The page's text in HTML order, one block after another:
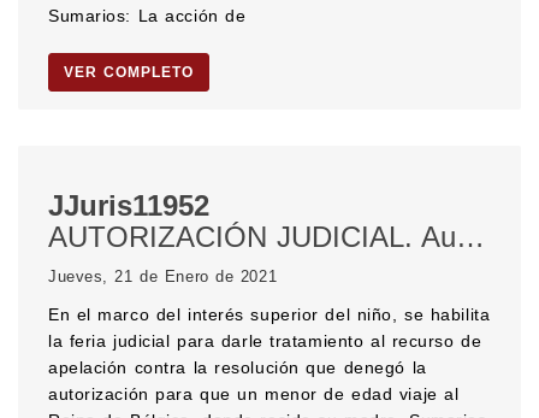
Sumarios: La acción de
VER COMPLETO
JJuris11952
AUTORIZACIÓN JUDICIAL. Autorización para salir del país. COMUNICACIÓN CON EL HIJO. DERECHOS DEL NIÑO. Interés superior del niño. FERIA JUDICIAL. Habilitación de la feria judicial.
Jueves, 21 de Enero de 2021
En el marco del interés superior del niño, se habilita
la feria judicial para darle tratamiento al recurso de
apelación contra la resolución que denegó la
autorización para que un menor de edad viaje al